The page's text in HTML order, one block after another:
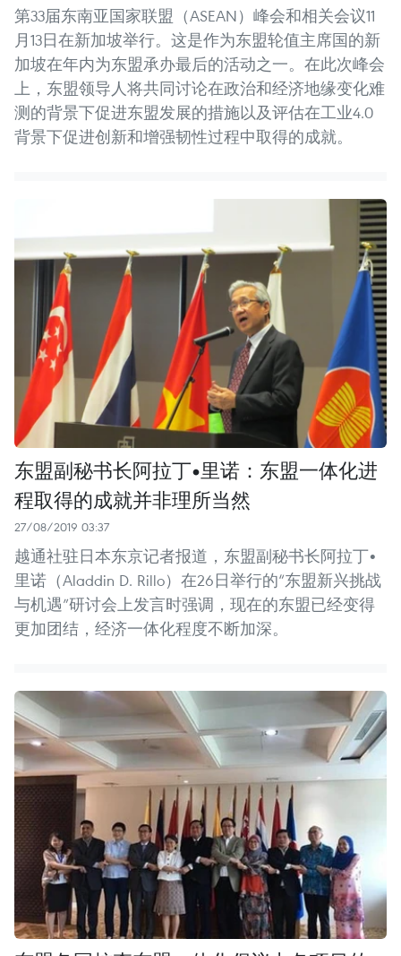
第33届东南亚国家联盟（ASEAN）峰会和相关会议11
月13日在新加坡举行。这是作为东盟轮值主席国的新
加坡在年内为东盟承办最后的活动之一。在此次峰会
上，东盟领导人将共同讨论在政治和经济地缘变化难
测的背景下促进东盟发展的措施以及评估在工业4.0
背景下促进创新和增强韧性过程中取得的成就。
东盟副秘书长阿拉丁•里诺：东盟一体化进
程取得的成就并非理所当然
27/08/2019 03:37
越通社驻日本东京记者报道，东盟副秘书长阿拉丁•
里诺（Aladdin D. Rillo）在26日举行的“东盟新兴挑战
与机遇”研讨会上发言时强调，现在的东盟已经变得
更加团结，经济一体化程度不断加深。